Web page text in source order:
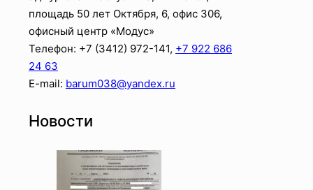
площадь 50 лет Октября, 6, офис 306,
офисный центр «Модус»
Телефон: +7 (3412) 972-141, +7 922 686
24 63
E-mail: barum038@yandex.ru
Новости